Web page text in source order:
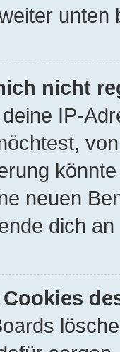
unten
nicht
IP-
neuen
dich